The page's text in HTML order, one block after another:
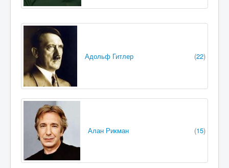
Адольф Гитлер (22)
Алан Рикман (15)